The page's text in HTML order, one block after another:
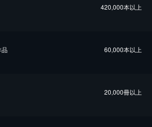
420,000本以上
品 60,000本以上
20,000冊以上